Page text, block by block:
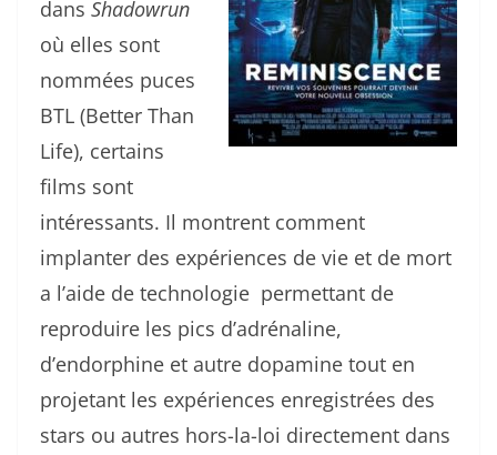
dans Shadowrun
où elles sont
nommées puces
BTL (Better Than
Life), certains
films sont
intéressants. Il montrent comment
implanter des expériences de vie et de mort
a l’aide de technologie permettant de
reproduire les pics d’adrénaline,
d’endorphine et autre dopamine tout en
projetant les expériences enregistrées des
stars ou autres hors-la-loi directement dans